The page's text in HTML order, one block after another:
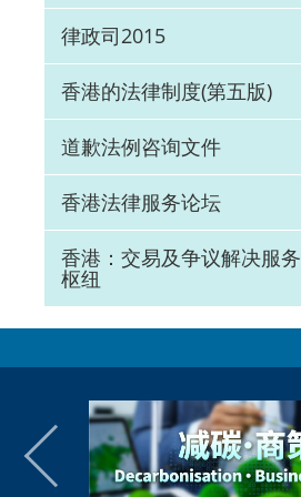
律政司2015
香港的法律制度(第五版)
道歉法例咨询文件
香港法律服务论坛
香港：交易及争议解决服务
枢纽